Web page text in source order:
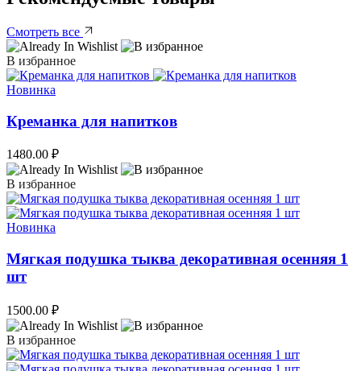
Смотреть все
В избранное
Новинка
Креманка для напитков
1480.00 ₽
В избранное
Новинка
Мягкая подушка тыква декоративная осенняя 1
шт
1500.00 ₽
В избранное